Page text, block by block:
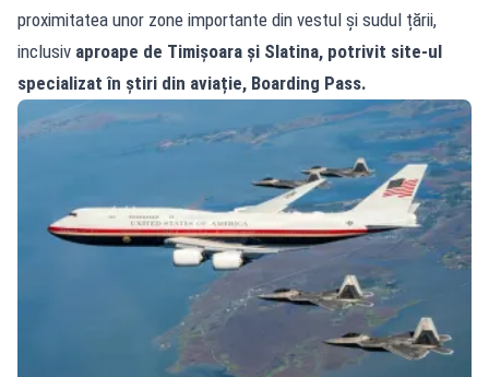
proximitatea unor zone importante din vestul și sudul țării,
inclusiv aproape de Timișoara și Slatina, potrivit site-ul
specializat în știri din aviație, Boarding Pass.